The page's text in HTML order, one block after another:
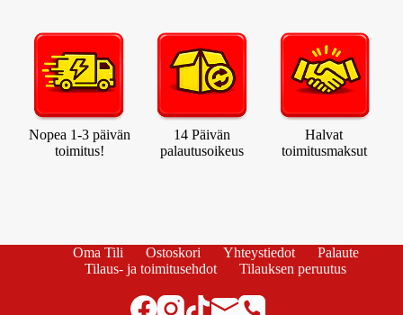
Nopea 1-3 päivän
toimitus!
14 Päivän
palautusoikeus
Halvat
toimitusmaksut
Oma Tili Ostoskori Yhteystiedot
Palaute
Tilaus- ja toimitusehdot
Tilauksen peruutus